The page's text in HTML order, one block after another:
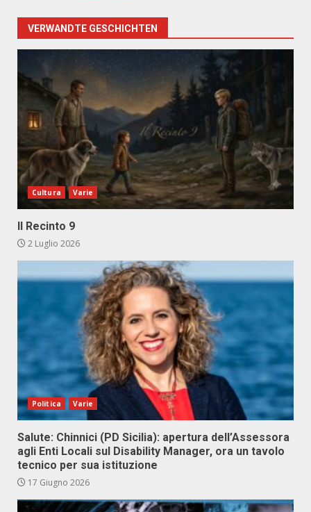
VERWANDTE GESCHICHTEN
Cultura Varie
Il Recinto 9
2 Luglio 2026
Politica Varie
Salute: Chinnici (PD Sicilia): apertura dell’Assessora
agli Enti Locali sul Disability Manager, ora un tavolo
tecnico per sua istituzione
17 Giugno 2026